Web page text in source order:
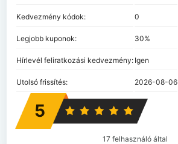
Kedvezmény kódok: 0
Legjobb kuponok: 30%
Hírlevél feliratkozási kedvezmény: Igen
Utolsó frissítés: 2026-08-06
5
17 felhasználó által